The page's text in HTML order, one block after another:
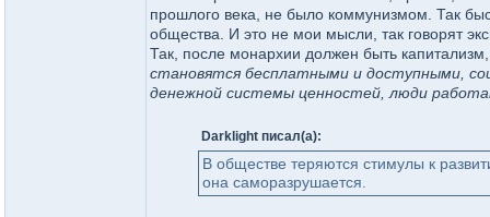
прошлого века, не было коммунизмом. Так
общества. И это не мои мысли, так говорят
Так, после монархии должен быть
становятся бесплатными и доступными,
денежной системы ценностей, люди
Darklight писал(а):
В обществе теряются стимулы к
она саморазрушается.